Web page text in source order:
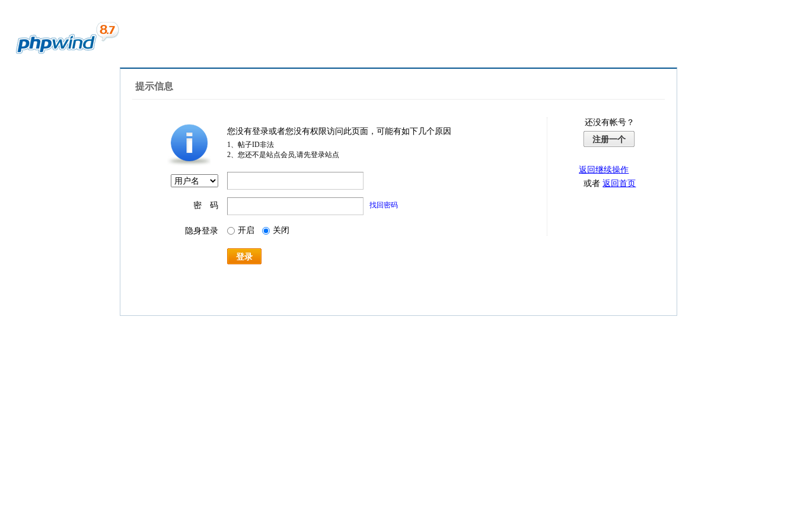
提示信息
您没有登录或者您没有权限访问此页面，可能有如下几个原因
1、帖子ID非法
2、您还不是站点会员,请先登录站点
密 码 找回密码
隐身登录 开启 关闭
登录
还没有帐号？
注册一个
返回继续操作
或者返回首页